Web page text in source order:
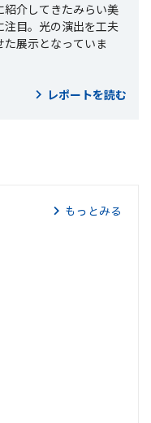
介してきたみらい美
目。光の演出を工夫
展示となっていま
レポートを読む
もっとみる